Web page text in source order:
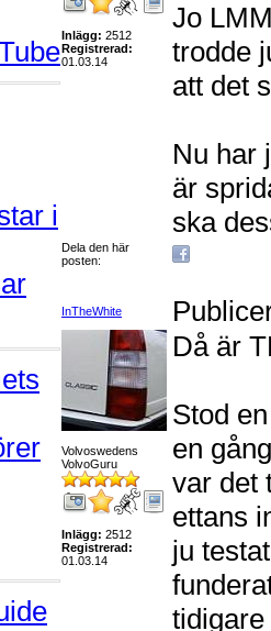
i
Inlägg: 2512
Registrerad:
01.03.14
Jo
trodde
att det
Nu har
är
ska
Dela den här
posten:
InTheWhite
Volvoswedens
VolvoGuru
Inlägg: 2512
Registrerad:
01.03.14
Då är
Stod
en
var det
ettans
ju